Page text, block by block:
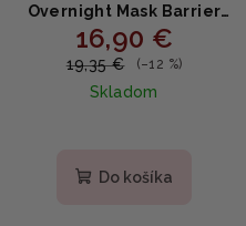
Overnight Mask Barrier
Jelly 80ml
16,90 €
19,35 € (–12 %)
Skladom
produktu
Do košíka